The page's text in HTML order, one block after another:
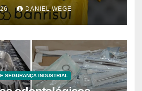
DANIEL WEGE
SEGURANÇA INDUSTRIAL